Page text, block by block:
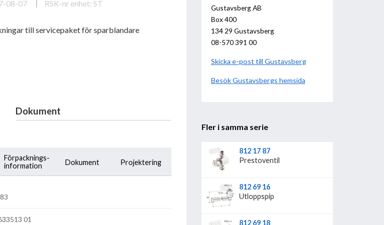
08-07 RSK-nr enhet: ST
till servicepaket för sparblandare
Dokument
Förpacknings-
information
Dokument Projektering
01
Gustavsberg AB
Box 400
134 29 Gustavsberg
08-570 391 00
Skicka e-post till Gustavsberg
BesökGustavsberg hemsida
Fler i samma serie
812 17 87
Prestoventil
812 69 16
Utloppspip
812 69 18